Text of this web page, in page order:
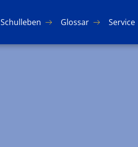
Schul­le­ben Glos­sar Ser­vice